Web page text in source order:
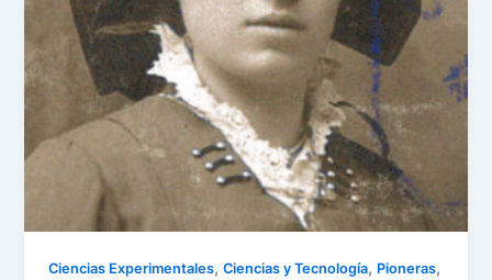
Ciencias Experimentales,Ciencias y Tecnología, Pioneras,